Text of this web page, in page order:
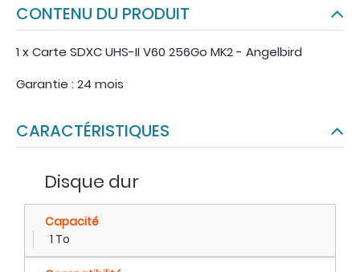
CONTENU DU PRODUIT
1 x Carte SDXC UHS-II V60 256Go MK2 - Angelbird
Garantie : 24 mois
CARACTÉRISTIQUES
Disque dur
Capacité
1 To